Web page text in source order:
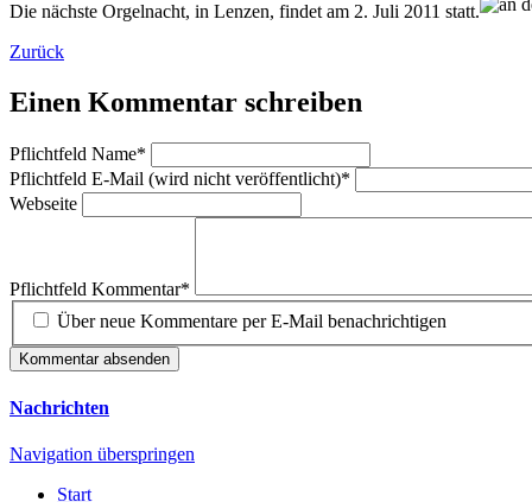
Die nächste Orgelnacht, in Lenzen, findet am 2. Juli 2011 statt.
Zurück
Einen Kommentar schreiben
Pflichtfeld Name*
Pflichtfeld E-Mail (wird nicht veröffentlicht)*
Webseite
Pflichtfeld Kommentar*
Über neue Kommentare per E-Mail benachrichtigen
Kommentar absenden
Nachrichten
Navigation überspringen
Start